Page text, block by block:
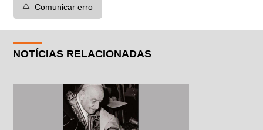
⚠️ Comunicar erro
NOTÍCIAS RELACIONADAS